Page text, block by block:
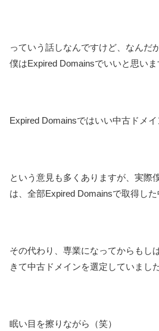
っていう話しなんですけど、なんだ
僕はExpired Domainsでいいと思いま
Expired Domainsではいい中古ドメイ
という意見も多くありますが、実際
は、全部Expired Domainsで取得した
その代わり、専業になってからもし
きて中古ドメインを選定していました
眠い目を擦りながら（笑）